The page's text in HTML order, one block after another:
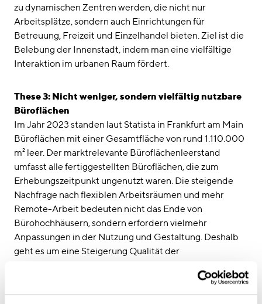
zu dynamischen Zentren werden, die nicht nur
Arbeitsplätze, sondern auch Einrichtungen für
Betreuung, Freizeit und Einzelhandel bieten. Ziel ist die
Belebung der Innenstadt, indem man eine vielfältige
Interaktion im urbanen Raum fördert.
These 3: Nicht weniger, sondern vielfältig nutzbare
Büroflächen
Im Jahr 2023 standen laut Statista in Frankfurt am Main
Büroflächen mit einer Gesamtfläche von rund 1.110.000
m² leer. Der marktrelevante Büroflächenleerstand
umfasst alle fertiggestellten Büroflächen, die zum
Erhebungszeitpunkt ungenutzt waren. Die steigende
Nachfrage nach flexiblen Arbeitsräumen und mehr
Remote-Arbeit bedeuten nicht das Ende von
Bürohochhäusern, sondern erfordern vielmehr
Anpassungen in der Nutzung und Gestaltung. Deshalb
geht es um eine Steigerung Qualität der
halten. Statt Flächen zu reduzieren, muss die Qualität
der Arbeitsbereiche durch vielseitig nutzbare